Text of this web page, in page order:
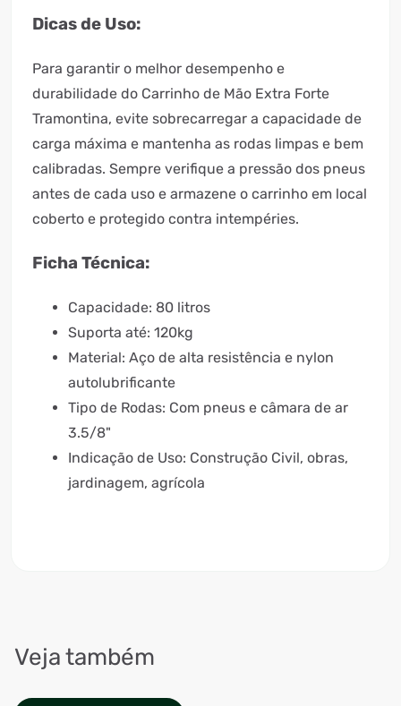
Dicas de Uso:
Para garantir o melhor desempenho e
durabilidade do Carrinho de Mão Extra Forte
Tramontina, evite sobrecarregar a capacidade de
carga máxima e mantenha as rodas limpas e bem
calibradas. Sempre verifique a pressão dos pneus
antes de cada uso e armazene o carrinho em local
coberto e protegido contra intempéries.
Ficha Técnica:
Capacidade: 80 litros
Suporta até: 120kg
Material: Aço de alta resistência e nylon
autolubrificante
Tipo de Rodas: Com pneus e câmara de ar
3.5/8"
Indicação de Uso: Construção Civil, obras,
jardinagem, agrícola
Veja também